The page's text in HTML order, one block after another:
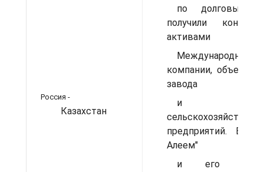
Россия -
Казахстан
по долговым
получили
активами
Международной
компании,
завода
и
предприятий. Банк
Алеем"
и его